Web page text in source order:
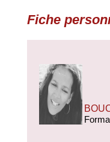
Fiche